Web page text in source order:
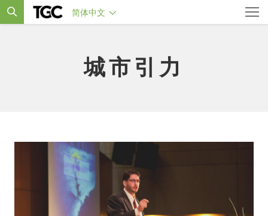
简体中文
城市引力